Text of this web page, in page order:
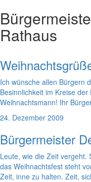
Rathaus
Ich wünsche allen Bürgern
Besinnlichkeit im Kreise
Weihnachtsmann! Ihr
24. Dezember 2009
Bürgermeister
Leute, wie die Zeit vergeht.
das Weihnachtsfest steht
Zeit, inne zu halten. Zeit,